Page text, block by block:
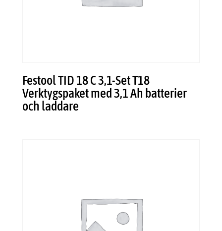
Festool TID 18 C 3,1-Set T18
Verktygspaket med 3,1 Ah batterier
och laddare